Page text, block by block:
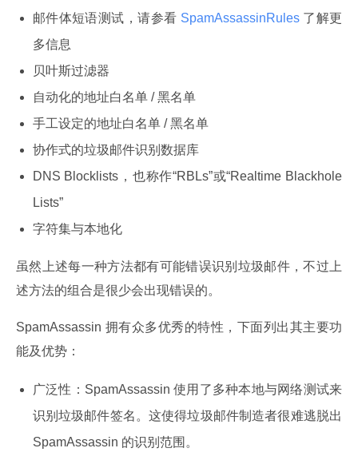
邮件体短语测试，请参看 SpamAssassinRules 了解更
多信息
贝叶斯过滤器
自动化的地址白名单 / 黑名单
手工设定的地址白名单 / 黑名单
协作式的垃圾邮件识别数据库
DNS Blocklists，也称作“RBLs”或“Realtime Blackhole
Lists”
字符集与本地化
虽然上述每一种方法都有可能错误识别垃圾邮件，不过上
述方法的组合是很少会出现错误的。
SpamAssassin 拥有众多优秀的特性，下面列出其主要功
能及优势：
广泛性：SpamAssassin 使用了多种本地与网络测试来
识别垃圾邮件签名。这使得垃圾邮件制造者很难逃脱出
SpamAssassin 的识别范围。